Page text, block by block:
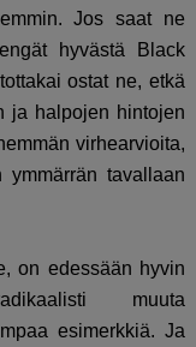
Jos saat ne
hyvästä Black
ostat ne, etkä
ja halpojen hintojen
virhearvioita,
tavallaan
on edessään hyvin
muuta
esimerkkiä. Ja